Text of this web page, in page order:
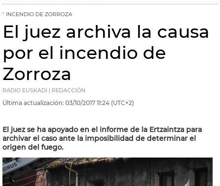
INCENDIO DE ZORROZA
El juez archiva la causa
por el incendio de
Zorroza
RADIO EUSKADI | REDACCIÓN
Última actualización: 03/10/2017 11:24 (UTC+2)
El juez se ha apoyado en el informe de la Ertzaintza para
archivar el caso ante la imposibilidad de determinar el
origen del fuego.